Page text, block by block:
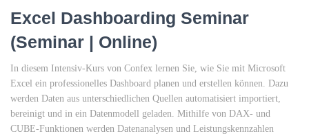
Excel Dashboarding Seminar
(Seminar | Online)
In diesem Intensiv-Kurs von Confex lernen Sie, wie Sie mit Microsoft
Excel ein professionelles Dashboard planen und erstellen können. Dazu
werden Daten aus unterschiedlichen Quellen automatisiert importiert,
bereinigt und in ein Datenmodell geladen. Mithilfe von DAX- und
CUBE-Funktionen werden Datenanalysen und Leistungskennzahlen